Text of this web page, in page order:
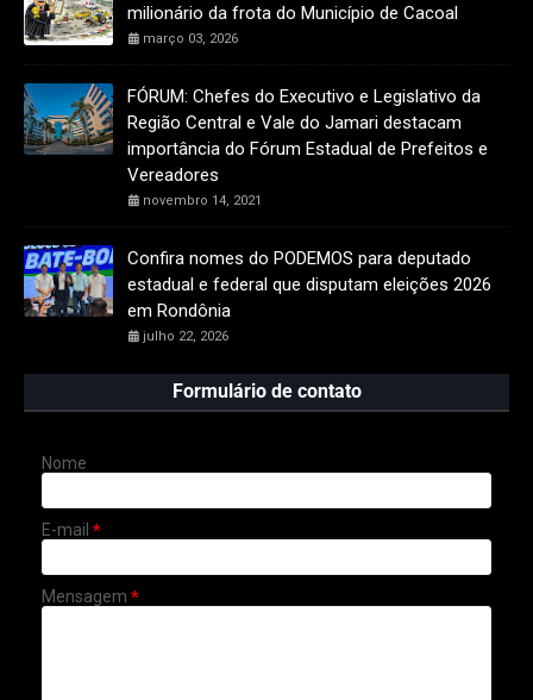
milionário da frota do Município de Cacoal
março 03, 2026
FÓRUM: Chefes do Executivo e Legislativo da
Região Central e Vale do Jamari destacam
importância do Fórum Estadual de Prefeitos e
Vereadores
novembro 14, 2021
Confira nomes do PODEMOS para deputado
estadual e federal que disputam eleições 2026
em Rondônia
julho 22, 2026
Formulário de contato
Nome
E-mail *
Mensagem *